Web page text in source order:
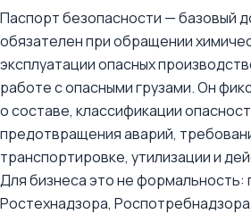
Паспорт безопасности — базовый
обязателен при обращении
эксплуатации опасных
работе с опасными грузами. Он
о составе, классификации
предотвращения аварий,
транспортировке, утилизации и
Для бизнеса это не формальность:
Ростехнадзора,